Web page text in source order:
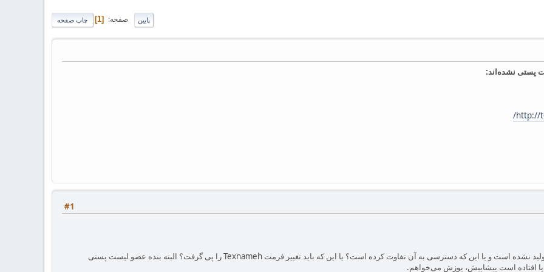
چاپ صفحه پایین صفحه 1
پستی نشده‌اند:
http://
#1
آیا جلسه پنجم کلاس تک هنوز تولید نشده است و یا این که دسترسی به آن تفاوت کرده است؟ یا این که باید تغییر فرمت Texnameh را پی گرفت؟ البته بنده عضو لیست پستی
افتاده است پیشاپیش، پوزش می‌خواهم.